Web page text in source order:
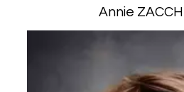
Annie